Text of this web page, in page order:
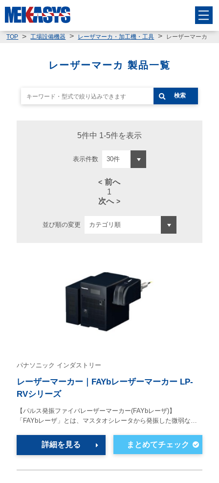
TOP 工場設備機器 レーザマーカ・加工機・工具 レーザーマーカ
レーザーマーカ 製品一覧
検索
5件中 1-5件を表示
表示件数
前へ
1
次へ
並び順の変更
パナソニック インダストリー
レーザーマーカー｜FAYbレーザーマーカー LP-
RVシリーズ
【パルス発振ファイバレーザーマーカー(FAYbレーザ)】
「FAYbレーザ」とは、マスタオシレータから発振した微弱な…
詳細を見る